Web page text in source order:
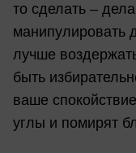
то сделать –
манипулировать
лучше
быть
ваше
углы и помирят